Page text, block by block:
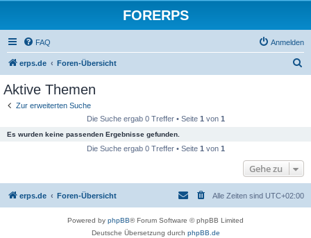
FORERPS
FAQ Anmelden
erps.de Foren-Übersicht
Aktive Themen
Zur erweiterten Suche
Die Suche ergab 0 Treffer • Seite 1 von 1
Es wurden keine passenden Ergebnisse gefunden.
Die Suche ergab 0 Treffer • Seite 1 von 1
Gehe zu
erps.de Foren-Übersicht Alle Zeiten sind UTC+02:00
Powered by phpBB® Forum Software © phpBB Limited
Deutsche Übersetzung durch phpBB.de